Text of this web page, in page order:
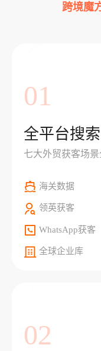
跨境魔
01
全平台搜
七大外贸获客场
海关数据
领英获客
WhatsApp获客
全球企业库
02